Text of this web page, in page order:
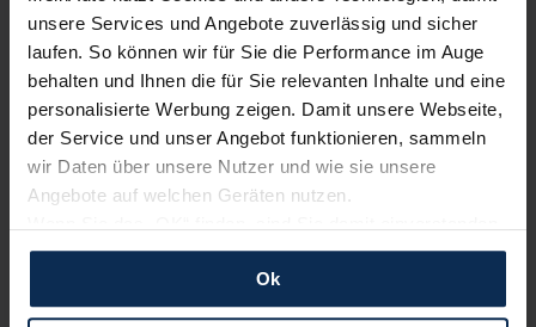
unsere Services und Angebote zuverlässig und sicher
laufen. So können wir für Sie die Performance im Auge
behalten und Ihnen die für Sie relevanten Inhalte und eine
personalisierte Werbung zeigen. Damit unsere Webseite,
der Service und unser Angebot funktionieren, sammeln
wir Daten über unsere Nutzer und wie sie unsere
Angebote auf welchen Geräten nutzen.
und erlauben uns Cookies für unseren Service zu
verwenden und diese Daten an Dritte weiterzugeben,
etwa an unsere Marketingpartner. Falls Sie dem nicht
Ok
Artikel lesen
KI-generiert